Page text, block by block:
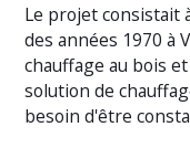
Le projet consistait
des années 1970 à
chauffage au bois
solution de
besoin d'être